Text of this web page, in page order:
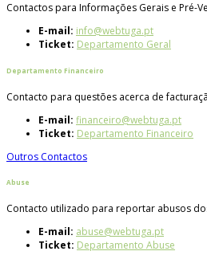
Contactos para Informações Gerais e Pré-
E-mail: info@webtuga.pt
Ticket: Departamento Geral
Departamento Financeiro
Contacto para questões acerca de
E-mail: financeiro@webtuga.pt
Ticket: Departamento Financeiro
Outros Contactos
Abuse
Contacto utilizado para reportar abusos
E-mail: abuse@webtuga.pt
Ticket: Departamento Abuse